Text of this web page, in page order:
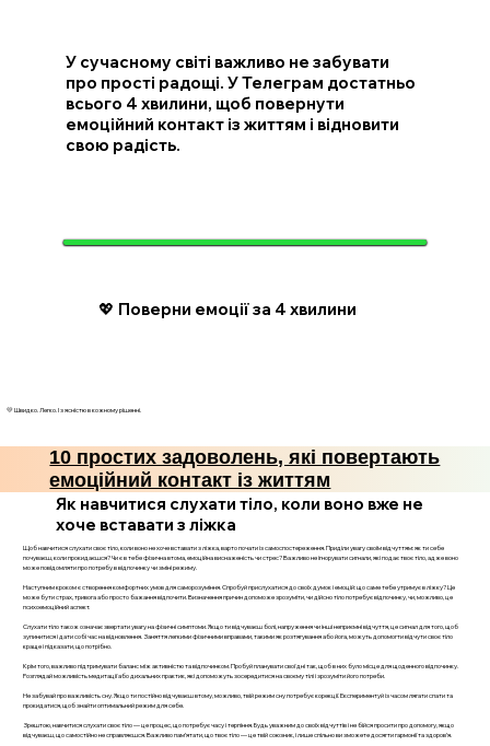
У сучасному світі важливо не забувати
про прості радощі. У Телеграм достатньо
всього 4 хвилини, щоб повернути
емоційний контакт із життям і відновити
свою радість.
💖 Поверни емоції за 4 хвилини
💛 Швидко. Легко. І з ясністю в кожному рішенні.
10 простих задоволень, які повертають
емоційний контакт із життям
Як навчитися слухати тіло, коли воно вже не
хоче вставати з ліжка
Щоб навчитися слухати своє тіло, коли воно не хоче вставати з ліжка, варто почати із самоспостереження. Приділи увагу своїм відчуттям: як ти себе
почуваєш, коли прокидаєшся? Чи є в тебе фізична втома, емоційна виснаженість чи стрес? Важливо не ігнорувати сигнали, які подає твоє тіло, адже воно
може повідомляти про потребу в відпочинку чи зміні режиму.
Наступним кроком є створення комфортних умов для саморозуміння. Спробуй прислухатися до своїх думок і емоцій: що саме тебе утримує в ліжку? Це
може бути страх, тривога або просто бажання відпочити. Визначення причин допоможе зрозуміти, чи дійсно тіло потребує відпочинку, чи, можливо, це
психоемоційний аспект.
Слухати тіло також означає звертати увагу на фізичні симптоми. Якщо ти відчуваєш болі, напруження чи інші неприємні відчуття, це сигнал для того, щоб
зупинитися і дати собі час на відновлення. Заняття легкими фізичними вправами, такими як розтягування або йога, можуть допомогти відчути своє тіло
краще і підказати, що потрібно.
Крім того, важливо підтримувати баланс між активністю та відпочинком. Пробуй планувати свої дні так, щоб в них було місце для щоденного відпочинку.
Розглядай можливість медитації або дихальних практик, які допоможуть зосередитися на своєму тілі і зрозуміти його потреби.
Не забувай про важливість сну. Якщо ти постійно відчуваєш втому, можливо, твій режим сну потребує корекції. Експериментуй із часом лягати спати та
прокидатися, щоб знайти оптимальний режим для себе.
Зрештою, навчитися слухати своє тіло — це процес, що потребує часу і терпіння. Будь уважним до своїх відчуттів і не бійся просити про допомогу, якщо
відчуваєш, що самостійно не справляєшся. Важливо пам’ятати, що твоє тіло — це твій союзник, і лише спільно ви зможете досягти гармонії та здоров’я.